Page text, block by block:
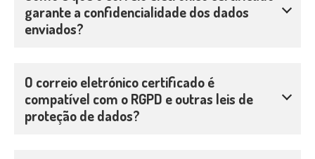
garante a confidencialidade dos dados
enviados?
O correio eletrónico certificado é
compatível com o RGPD e outras leis de
proteção de dados?